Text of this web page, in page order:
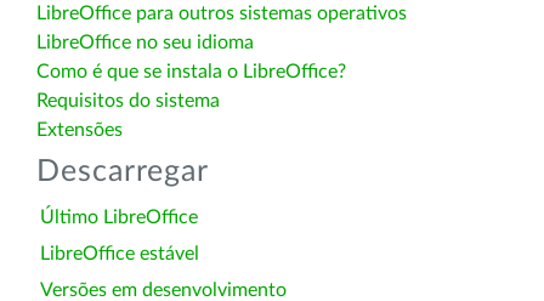
LibreOffice para outros sistemas operativos
LibreOffice no seu idioma
Como é que se instala o LibreOffice?
Requisitos do sistema
Extensões
Descarregar
Último LibreOffice
LibreOffice estável
Versões em desenvolvimento